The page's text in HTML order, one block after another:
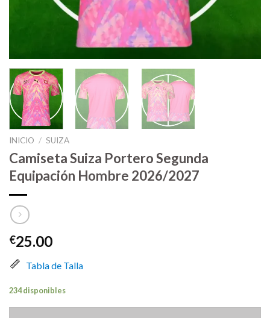
INICIO / SUIZA
Camiseta Suiza Portero Segunda
Equipación Hombre 2026/2027
€25.00
Tabla de Talla
234 disponibles